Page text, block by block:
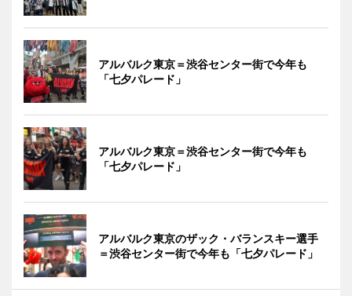
アルバルク東京＝渋谷センター街で今年も
「七夕パレード」
アルバルク東京＝渋谷センター街で今年も
「七夕パレード」
アルバルク東京のザック・バランスキー選手
＝渋谷センター街で今年も「七夕パレード」